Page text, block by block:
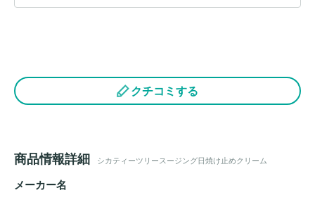
クチコミする
商品情報詳細 シカティーツリースージング日焼け止めクリーム
メーカー名